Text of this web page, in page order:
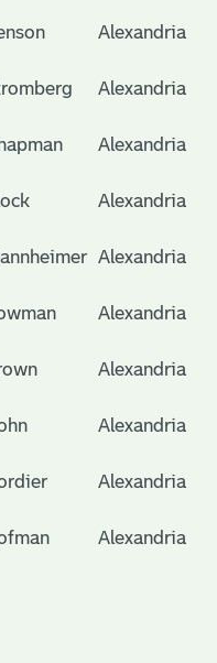
Alexandria
Alexandria
Alexandria
Alexandria
Alexandria
Alexandria
Alexandria
Alexandria
Alexandria
Alexandria